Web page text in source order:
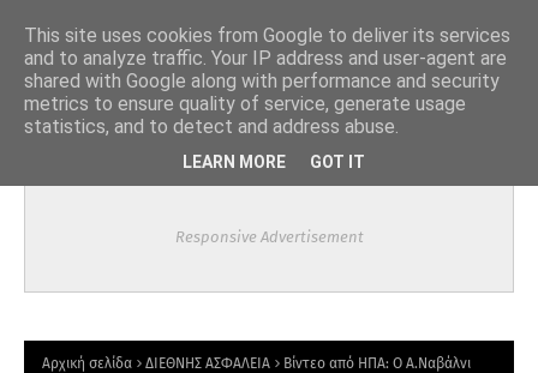
Responsive Advertisement
Αρχική σελίδα ΔΙΕΘΝΗΣ ΑΣΦΑΛΕΙΑ
Βίντεο από ΗΠΑ: O A.Ναβάλνι
This site uses cookies from Google to deliver its services
and to analyze traffic. Your IP address and user-agent are
shared with Google along with performance and security
metrics to ensure quality of service, generate usage
statistics, and to detect and address abuse.
LEARN MORE GOT IT